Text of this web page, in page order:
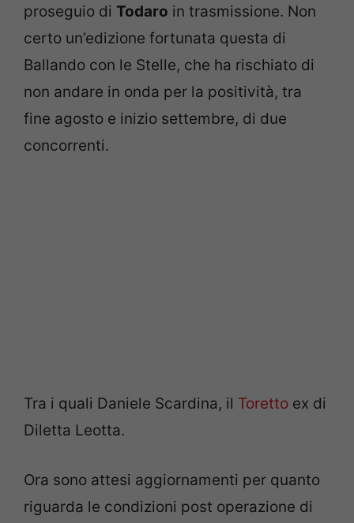
proseguio di Todaro in trasmissione. Non
certo un’edizione fortunata questa di
Ballando con le Stelle, che ha rischiato di
non andare in onda per la positività, tra
fine agosto e inizio settembre, di due
concorrenti.
Tra i quali Daniele Scardina, il Toretto ex di
Diletta Leotta.
Ora sono attesi aggiornamenti per quanto
riguarda le condizioni post operazione di